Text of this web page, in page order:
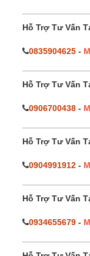
Hỗ Trợ Tư Vấn
0835904625 -
Hỗ Trợ Tư Vấn
0906700438 -
Hỗ Trợ Tư Vấn
0904991912 -
Hỗ Trợ Tư Vấn
0934655679 -